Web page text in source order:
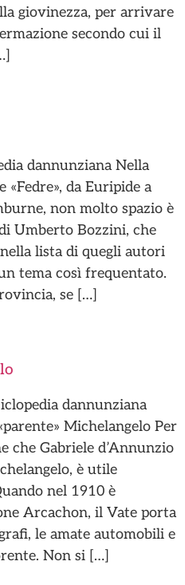
giovinezza, per arrivare
secondo cui il
dannunziana Nella
«Fedre», da Euripide a
non molto spazio è
Umberto Bozzini, che
lista di quegli autori
tema così frequentato.
se […]
dannunziana
Michelangelo Per
che Gabriele d’Annunzio
è utile
nel 1910 è
Arcachon, il Vate porta
le amate automobili e
Non si […]